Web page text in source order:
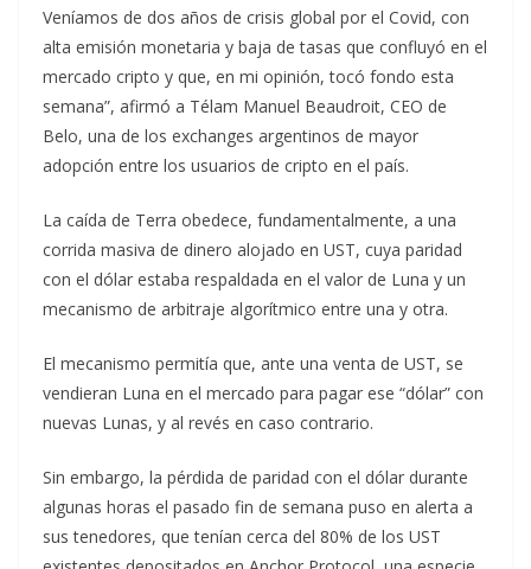
Veníamos de dos años de crisis global por el Covid, con
alta emisión monetaria y baja de tasas que confluyó en el
mercado cripto y que, en mi opinión, tocó fondo esta
semana”, afirmó a Télam Manuel Beaudroit, CEO de
Belo, una de los exchanges argentinos de mayor
adopción entre los usuarios de cripto en el país.
La caída de Terra obedece, fundamentalmente, a una
corrida masiva de dinero alojado en UST, cuya paridad
con el dólar estaba respaldada en el valor de Luna y un
mecanismo de arbitraje algorítmico entre una y otra.
El mecanismo permitía que, ante una venta de UST, se
vendieran Luna en el mercado para pagar ese “dólar” con
nuevas Lunas, y al revés en caso contrario.
Sin embargo, la pérdida de paridad con el dólar durante
algunas horas el pasado fin de semana puso en alerta a
sus tenedores, que tenían cerca del 80% de los UST